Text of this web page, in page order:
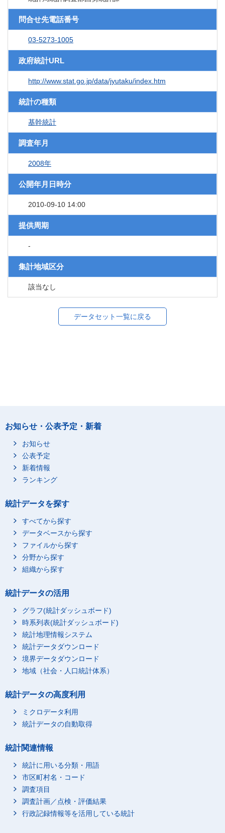
問合せ先電話番号
03-5273-1005
政府統計URL
http://www.stat.go.jp/data/jyutaku/index.htm
統計の種類
基幹統計
調査年月
2008年
公開年月日時分
2010-09-10 14:00
提供周期
-
集計地域区分
該当なし
データセット一覧に戻る
お知らせ・公表予定・新着
お知らせ
公表予定
新着情報
ランキング
統計データを探す
すべてから探す
データベースから探す
ファイルから探す
分野から探す
組織から探す
統計データの活用
グラフ(統計ダッシュボード)
時系列表(統計ダッシュボード)
統計地理情報システム
統計データダウンロード
境界データダウンロード
地域（社会・人口統計体系）
統計データの高度利用
ミクロデータ利用
統計データの自動取得
統計関連情報
統計に用いる分類・用語
市区町村名・コード
調査項目
調査計画／点検・評価結果
行政記録情報等を活用している統計